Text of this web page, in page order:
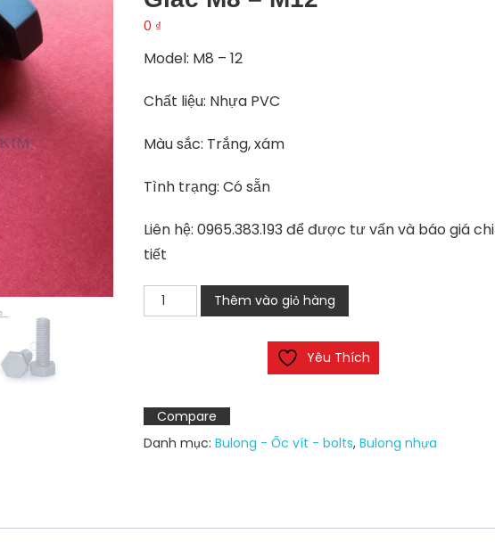
0 ₫
Model: M8 – 12
Chất liệu: Nhựa PVC
Màu sắc: Trắng, xám
Tình trạng: Có sẵn
Liên hệ: 0965.383.193 để được tư vấn và báo giá chi
tiết
Bulong
nhựa
giác
M8
-
Thêm vào giỏ hàng
Yêu Thích
Compare
Danh mục: Bulong - Ốc vít - bolts, Bulong nhựa